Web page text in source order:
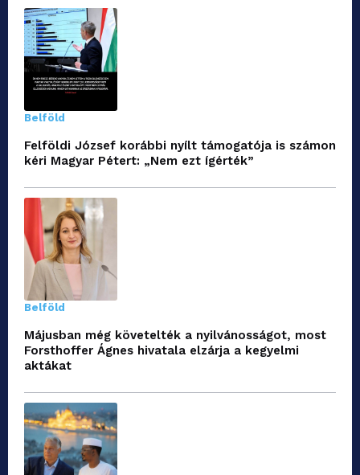
Belföld
Felföldi József korábbi nyílt támogatója is számon
kéri Magyar Pétert: „Nem ezt ígérték”
Belföld
Májusban még követelték a nyilvánosságot, most
Forsthoffer Ágnes hivatala elzárja a kegyelmi
aktákat